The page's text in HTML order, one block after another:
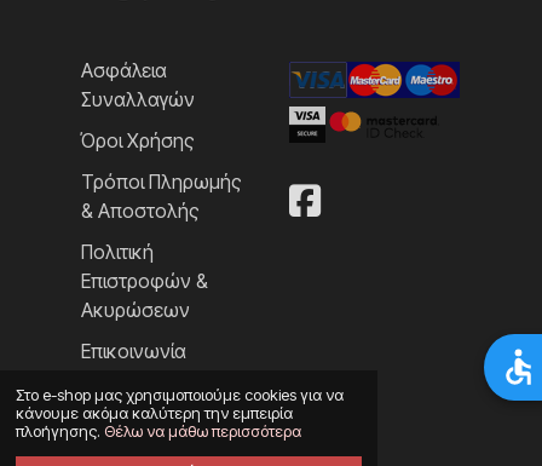
Στο e-shop μας χρησιμοποιούμε cookies για να
κάνουμε ακόμα καλύτερη την εμπειρία
πλοήγησης. Θέλω να μάθω περισσότερα
Ασφάλεια
Συναλλαγών
Όροι Χρήσης
Τρόποι Πληρωμής
& Αποστολής
Πολιτική
Επιστροφών &
Ακυρώσεων
Επικοινωνία